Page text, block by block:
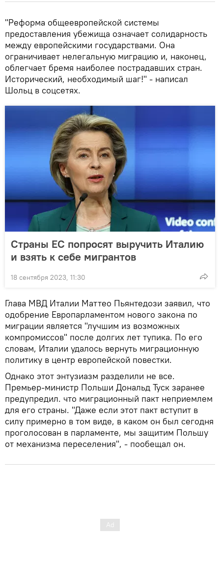
"Реформа общеевропейской системы
предоставления убежища означает солидарность
между европейскими государствами. Она
ограничивает нелегальную миграцию и, наконец,
облегчает бремя наиболее пострадавших стран.
Исторический, необходимый шаг!" - написал
Шольц в соцсетях.
Страны ЕС попросят выручить Италию
и взять к себе мигрантов
18 сентября 2023, 11:30
Глава МВД Италии Маттео Пьянтедози заявил, что
одобрение Европарламентом нового закона по
миграции является "лучшим из возможных
компромиссов" после долгих лет тупика. По его
словам, Италии удалось вернуть миграционную
политику в центр европейской повестки.
Однако этот энтузиазм разделили не все.
Премьер-министр Польши Дональд Туск заранее
предупредил. что миграционный пакт неприемлем
для его страны. "Даже если этот пакт вступит в
силу примерно в том виде, в каком он был сегодня
проголосован в парламенте, мы защитим Польшу
от механизма переселения", - пообещал он.